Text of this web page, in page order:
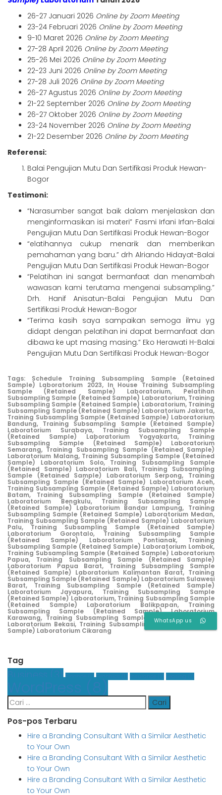
26-27 Januari 2026 Online by Zoom Meeting
23-24 Februari 2026 Online by Zoom Meeting
9-10 Maret 2026 Online by Zoom Meeting
27-28 April 2026 Online by Zoom Meeting
25-26 Mei 2026 Online by Zoom Meeting
22-23 Juni 2026 Online by Zoom Meeting
27-28 Juli 2026 Online by Zoom Meeting
26-27 Agustus 2026 Online by Zoom Meeting
21-22 September 2026 Online by Zoom Meeting
26-27 Oktober 2026 Online by Zoom Meeting
23-24 November 2026 Online by Zoom Meeting
21-22 Desember 2026 Online by Zoom Meeting
Referensi:
Balai Pengujian Mutu Dan Sertifikasi Produk Hewan-
Bogor
Testimoni:
“Narasumber sangat baik dalam menjelaskan dan
menginformasikan isi materi” Fasmi Irfani Irfan-Balai
Pengujian Mutu Dan Sertifikasi Produk Hewan-Bogor
“elatihannya cukup menarik dan memberikan
pemahaman yang baru.” drh Alriando Hidayat-Balai
Pengujian Mutu Dan Sertifikasi Produk Hewan-Bogor
“Pelatihan ini sangat bermanfaat dan menambah
wawasan kami terutama mengenai subsampling.”
Drh. Hanif Anisatun-Balai Pengujian Mutu Dan
Sertifikasi Produk Hewan-Bogor
“Terima kasih saya sampaikan semoga ilmu yg
didapt dengan pelatihan ini dapat bermanfaat dan
dibawa ke upt masing masing.” Eko Herawati H-Balai
Pengujian Mutu Dan Sertifikasi Produk Hewan-Bogor
Tags: Schedule Training Subsampling Sample (Retained
Sample) Laboratorium 2023, In House Training Subsampling
Sample (Retained Sample) Laboratorium, Pelatihan
Subsampling Sample (Retained Sample) Laboratorium, Training
Subsampling Sample (Retained Sample) Laboratorium, Training
Subsampling Sample (Retained Sample) Laboratorium Jakarta,
Training Subsampling Sample (Retained Sample) Laboratorium
Bandung, Training Subsampling Sample (Retained Sample)
Laboratorium Surabaya, Training Subsampling Sample
(Retained Sample) Laboratorium Yogyakarta, Training
Subsampling Sample (Retained Sample) Laboratorium
Semarang, Training Subsampling Sample (Retained Sample)
Laboratorium Malang, Training Subsampling Sample (Retained
Sample) Laboratorium Solo, Training Subsampling Sample
(Retained Sample) Laboratorium Bali, Training Subsampling
Sample (Retained Sample) Laboratorium Serpong, Training
Subsampling Sample (Retained Sample) Laboratorium Aceh,
Training Subsampling Sample (Retained Sample) Laboratorium
Batam, Training Subsampling Sample (Retained Sample)
Laboratorium Bengkulu, Training Subsampling Sample
(Retained Sample) Laboratorium Bandar Lampung, Training
Subsampling Sample (Retained Sample) Laboratorium Medan,
Training Subsampling Sample (Retained Sample) Laboratorium
Palu, Training Subsampling Sample (Retained Sample)
Laboratorium Gorontalo, Training Subsampling Sample
(Retained Sample) Laboratorium Pontianak, Training
Subsampling Sample (Retained Sample) Laboratorium Lombok,
Training Subsampling Sample (Retained Sample) Laboratorium
Papua, Training Subsampling Sample (Retained Sample)
Laboratorium Papua Barat, Training Subsampling Sample
(Retained Sample) Laboratorium Kalimantan Barat, Training
Subsampling Sample (Retained Sample) Laboratorium Sulawesi
Barat, Training Subsampling Sample (Retained Sample)
Laboratorium Jayapura, Training Subsampling Sample
(Retained Sample) Laboratorium, Training Subsampling Sample
(Retained Sample) Laboratorium Balikpapan, Training
Subsampling Sample (Retained Sample) Laboratorium
Karawang, Training Subsampling Sample (Retained Sample)
Laboratorium Bekasi, Training Subsampling Sample (Retained
Sample) Laboratorium Cikarang
Tag
Business (3)
WordPress (8)
Cari
untuk:
Pos-pos Terbaru
Hire a Branding Consultant With a Similar Aesthetic
to Your Own
Hire a Branding Consultant With a Similar Aesthetic
to Your Own
Hire a Branding Consultant With a Similar Aesthetic
to Your Own
WhatsApp us